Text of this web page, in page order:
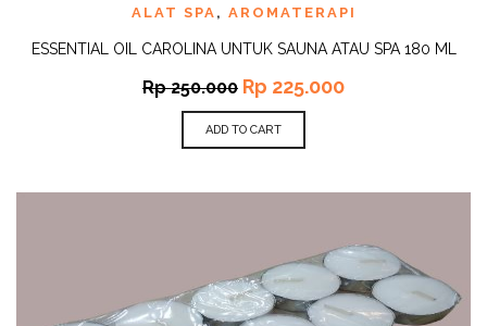
ALAT SPA , AROMATERAPI
ESSENTIAL OIL CAROLINA UNTUK SAUNA ATAU SPA 180 ML
Rp250.000 Rp 225.000
ADD TO CART